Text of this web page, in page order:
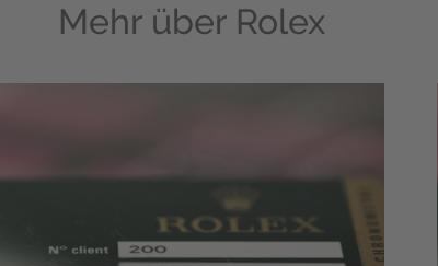
Mehr über Rolex